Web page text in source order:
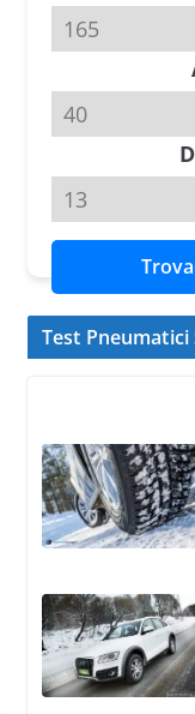
Test Pneumatici
22